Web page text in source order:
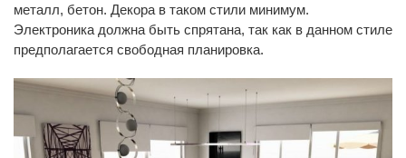
металл, бетон. Декора в таком стили минимум.
Электроника должна быть спрятана, так как в данном стиле
предполагается свободная планировка.